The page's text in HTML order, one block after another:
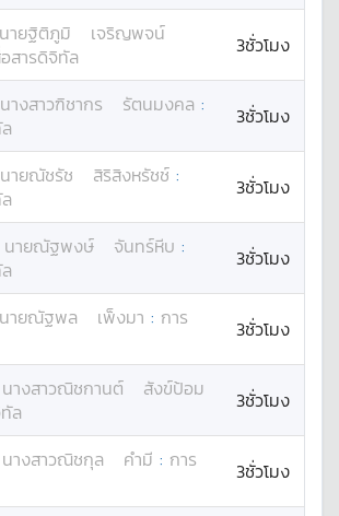
นายฐิติภูมิ
เจริญพจน์
สารดิจิทัล 3ชั่วโมง
นางสาวฑิชากร รัตนมงคล :
3ชั่วโมง
นายณัชรัช สิริสิงหรัชช์ :
3ชั่วโมง
นายณัฐพงษ์ จันทร์หีบ :
3ชั่วโมง
นายณัฐพล เพ็งมา : การ
3ชั่วโมง
นางสาวณิชกานต์
สังข์ป้อม
ล 3ชั่วโมง
นางสาวณิชกุล คำมี : การ
3ชั่วโมง